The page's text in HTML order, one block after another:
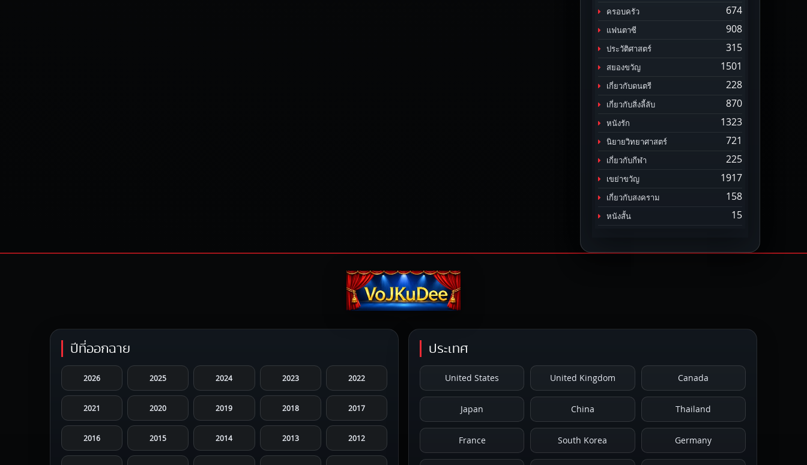
ครอบครัว 674
แฟนตาซี 908
ประวัติศาสตร์ 315
สยองขวัญ 1501
เกี่ยวกับดนตรี 228
เกี่ยวกับสิ่งลี้ลับ 870
หนังรัก 1323
นิยายวิทยาศาสตร์ 721
เกี่ยวกับกีฬา 225
เขย่าขวัญ 1917
เกี่ยวกับสงคราม 158
หนังสั้น 15
ปีที่ออกฉาย
2026 2025 2024 2023 2022
2021 2020 2019 2018 2017
2016 2015 2014 2013 2012
ประเทศ
United States United Kingdom Canada
Japan China Thailand
France South Korea Germany